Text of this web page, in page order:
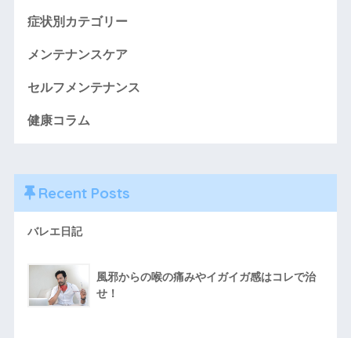
症状別カテゴリー
メンテナンスケア
セルフメンテナンス
健康コラム
Recent Posts
バレエ日記
風邪からの喉の痛みやイガイガ感はコレで治
せ！